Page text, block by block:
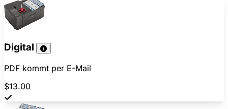
Digital
PDF kommt per E-Mail
$13.00